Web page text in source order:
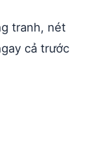
tranh, nét
cả trước